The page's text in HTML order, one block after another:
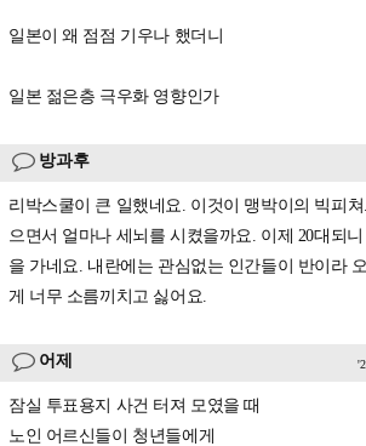
일본이 왜 점점 기우나 했더니
일본 젊은층 극우화 영향인가
방과후
리박스쿨이 큰 일했네요. 이것이 맹박이의 빅피
으면서 얼마나 세뇌를 시켰을까요. 이제 20대되
을 가네요. 내란에는 관심없는 인간들이 반이라
게 너무 소름끼치고 싫어요.
어제
잠실 투표용지 사건 터져 모였을 때
노인 어르신들이 청년들에게